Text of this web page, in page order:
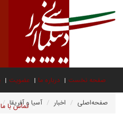
صفحه نخست درباره ما عضویت
تماس با ما صفحه‌اصلی اخبار آسیا و آفریقا